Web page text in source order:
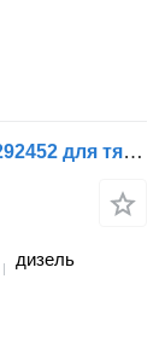
Корпус КПП Scania P-series (01.04-) 2292452 для тягача Scania P,G,R,T-series (2004-2017)
дизель